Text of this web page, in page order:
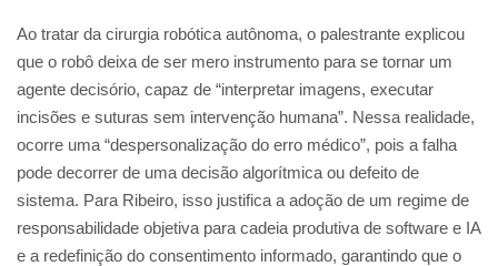
Ao tratar da cirurgia robótica autônoma, o palestrante explicou
que o robô deixa de ser mero instrumento para se tornar um
agente decisório, capaz de “interpretar imagens, executar
incisões e suturas sem intervenção humana”. Nessa realidade,
ocorre uma “despersonalização do erro médico”, pois a falha
pode decorrer de uma decisão algorítmica ou defeito de
sistema. Para Ribeiro, isso justifica a adoção de um regime de
responsabilidade objetiva para cadeia produtiva de software e IA
e a redefinição do consentimento informado, garantindo que o